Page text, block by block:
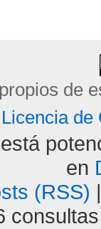
de
Licencia de
en
(RSS)